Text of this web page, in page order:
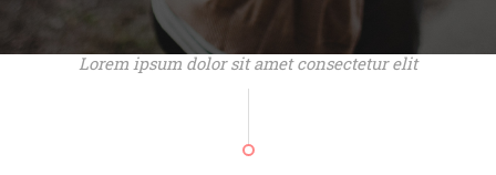
Lorem ipsum dolor sit amet consectetur elit